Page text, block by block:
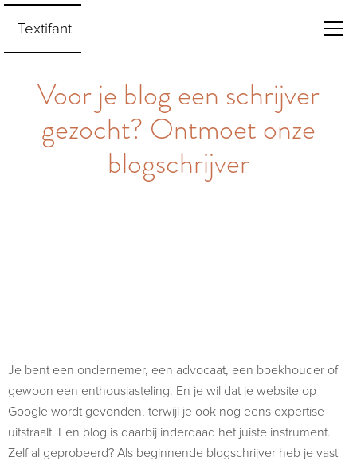
Textifant
Voor je blog een schrijver
gezocht? Ontmoet onze
blogschrijver
Je bent een ondernemer, een advocaat, een boekhouder of
gewoon een enthousiasteling. En je wil dat je website op
Google wordt gevonden, terwijl je ook nog eens expertise
uitstraalt. Een blog is daarbij inderdaad het juiste instrument.
Zelf al geprobeerd? Als beginnende blogschrijver heb je vast